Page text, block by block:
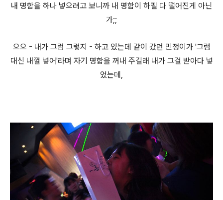
내 명함을 하나 넣으려고 보니까 내 명함이 하필 다 떨어진게 아닌
가;;
으으 - 내가 그럼 그렇지 - 하고 있는데 같이 갔던 민정이가 '그럼
대신 내껄 넣어'라며 자기 명함을 꺼내 주길래 내가 그걸 받아다 넣
었는데,